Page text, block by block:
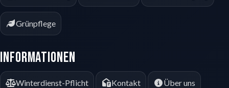
Grünpflege
Informationen
Winterdienst-Pflicht Kontakt Über uns